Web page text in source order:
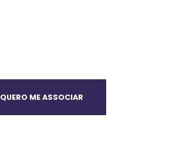
QUERO ME ASSOCIAR